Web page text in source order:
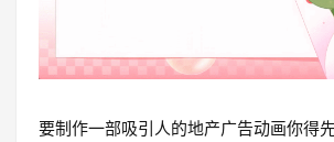
要制作一部吸引人的地产广告动画你得